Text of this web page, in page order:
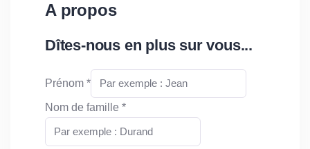
A propos
Dîtes-nous en plus sur vous...
Prénom *
Nom de famille *